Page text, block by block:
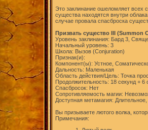
Это заклинание ошеломляет всех
существа находятся внутри
случае провала спасброска
Призвать существо III (Summon
Уровень заклинания: Бард 3,
Начальный уровень: 3
Школа: Вызов (Conjuration)
Признак(и):
Компонент(ы): Устное,
Дальность: Маленькая
Область действия/Цель: Точка
Продолжительность: 18 секунд + 6
Спасбросок: Нет
Сопротивляемость магии:
Доступная метамагия:
Вы призываете лютого волка,
Примечания: